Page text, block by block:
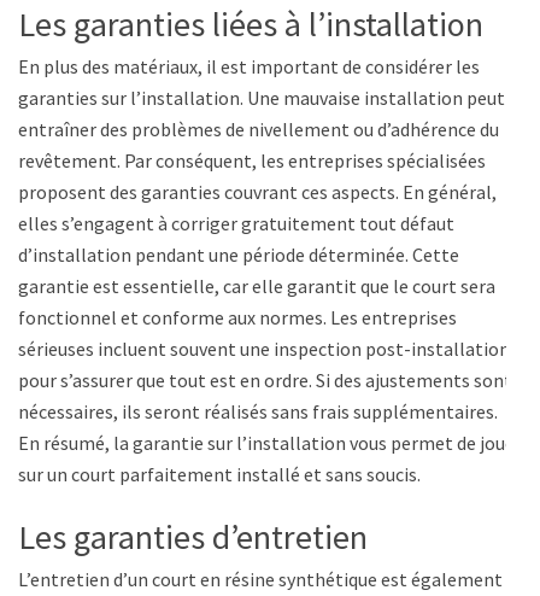
Les garanties liées à l’installation
En plus des matériaux, il est important de considérer les
garanties sur l’installation. Une mauvaise installation peut
entraîner des problèmes de nivellement ou d’adhérence du
revêtement. Par conséquent, les entreprises spécialisées
proposent des garanties couvrant ces aspects. En général,
elles s’engagent à corriger gratuitement tout défaut
d’installation pendant une période déterminée. Cette
garantie est essentielle, car elle garantit que le court sera
fonctionnel et conforme aux normes. Les entreprises
sérieuses incluent souvent une inspection post-installation
pour s’assurer que tout est en ordre. Si des ajustements sont
nécessaires, ils seront réalisés sans frais supplémentaires.
En résumé, la garantie sur l’installation vous permet de jouer
sur un court parfaitement installé et sans soucis.
Les garanties d’entretien
L’entretien d’un court en résine synthétique est également